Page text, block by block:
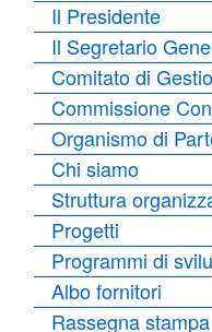
Il Presidente
Il Segretario
Comitato di
Commissione
Organismo di
Chi siamo
Struttura
Progetti
Programmi di
Albo fornitori
Rassegna stampa